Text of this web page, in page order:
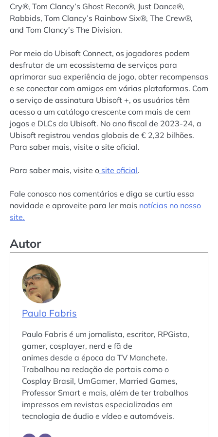
Cry®, Tom Clancy’s Ghost Recon®, Just Dance®,
Rabbids, Tom Clancy’s Rainbow Six®, The Crew®,
and Tom Clancy’s The Division.
Por meio do Ubisoft Connect, os jogadores podem
desfrutar de um ecossistema de serviços para
aprimorar sua experiência de jogo, obter recompensas
e se conectar com amigos em várias plataformas. Com
o serviço de assinatura Ubisoft +, os usuários têm
acesso a um catálogo crescente com mais de cem
jogos e DLCs da Ubisoft. No ano fiscal de 2023-24, a
Ubisoft registrou vendas globais de € 2,32 bilhões.
Para saber mais, visite o site oficial.
Para saber mais, visite o site oficial.
Fale conosco nos comentários e diga se curtiu essa
novidade e aproveite para ler mais notícias no nosso
site.
Autor
Paulo Fabris
Paulo Fabris é um jornalista, escritor, RPGista,
gamer, cosplayer, nerd e fã de
animes desde a época da TV Manchete.
Trabalhou na redação de portais como o
Cosplay Brasil, UmGamer, Married Games,
Professor Smart e mais, além de ter trabalhos
impressos em revistas especializadas em
tecnologia de áudio e vídeo e automóveis.